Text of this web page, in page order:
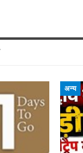
अन्य